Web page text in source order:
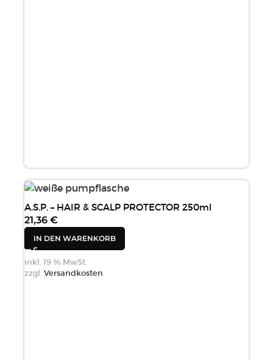
A.S.P. – HAIR & SCALP PROTECTOR 250ml
21,36 €
IN DEN WARENKORB
inkl. 19 % MwSt.
zzgl. Versandkosten